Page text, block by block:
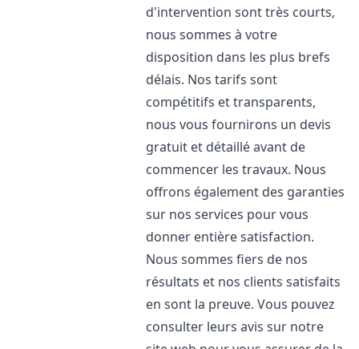
d'intervention sont très courts,
nous sommes à votre
disposition dans les plus brefs
délais. Nos tarifs sont
compétitifs et transparents,
nous vous fournirons un devis
gratuit et détaillé avant de
commencer les travaux. Nous
offrons également des garanties
sur nos services pour vous
donner entière satisfaction.
Nous sommes fiers de nos
résultats et nos clients satisfaits
en sont la preuve. Vous pouvez
consulter leurs avis sur notre